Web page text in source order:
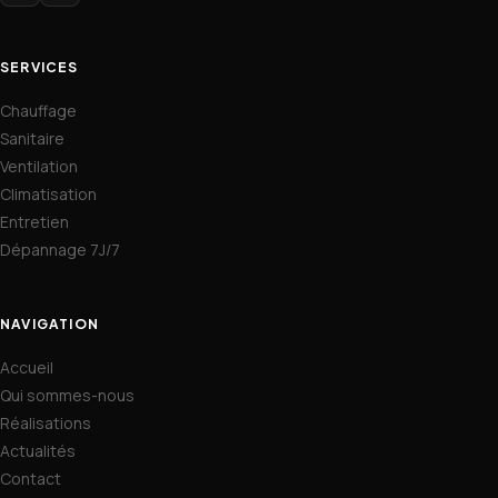
SERVICES
Chauffage
Sanitaire
Ventilation
Climatisation
Entretien
Dépannage 7J/7
NAVIGATION
Accueil
Qui sommes-nous
Réalisations
Actualités
Contact